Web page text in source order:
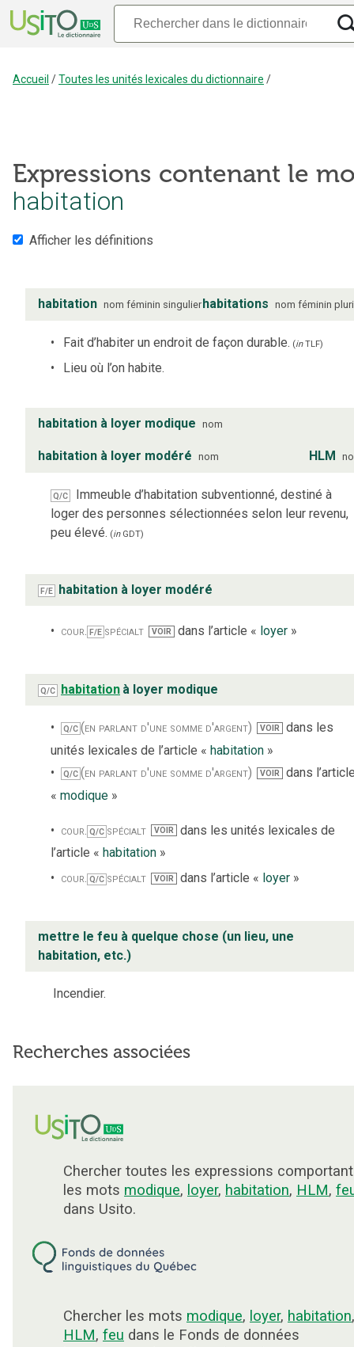
Accueil /Toutes les unités lexicales du dictionnaire /
Expressions contenant le
habitation
Afficher les définitions
habitation nom féminin singulierhabitations nom féminin
Fait d’habiter un endroit de façon durable. (inTLF)
Lieu où l’on habite.
habitation à loyer modique nom
habitation à loyer modéré nom HLM
Q/C
Immeuble d’habitation subventionné, destiné à
loger des personnes sélectionnées selon leur revenu,
peu élevé. (inGDT)
F/E habitation à loyer modéré
cour. F/E spécialt VOIR dans l’article « loyer »
Q/C habitation à loyer modique
Q/C (en parlant d'une somme d'argent) VOIR
dans les
unités lexicales de l’article « habitation »
Q/C (en parlant d'une somme d'argent) VOIR
dans
« modique »
cour. Q/C spécialt VOIR
dans les unités lexicales de
l’article « habitation »
cour. Q/C spécialt VOIR dans l’article « loyer »
mettre le feu à quelque chose (un lieu, une
habitation, etc.)
Incendier.
Recherches associées
Chercher toutes les expressions comportant
les mots modique, loyer, habitation, HLM,
dans Usito.
Chercher les mots modique, loyer, habitation,
HLM, feu dans le Fonds de données